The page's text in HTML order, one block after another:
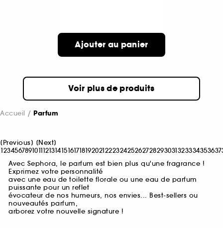
Ajouter au panier
Voir plus de produits
Accueil Parfum
[Previous] [Next]
12345678910111213141516171819202122232425262728293031323334353637
Avec Sephora, le parfum est bien plus qu'une fragrance !
Exprimez votre personnalité
avec une eau de toilette florale ou une eau de parfum
puissante pour un reflet
évocateur de nos humeurs, nos envies... Best-sellers ou
nouveautés parfum,
arborez votre nouvelle signature !